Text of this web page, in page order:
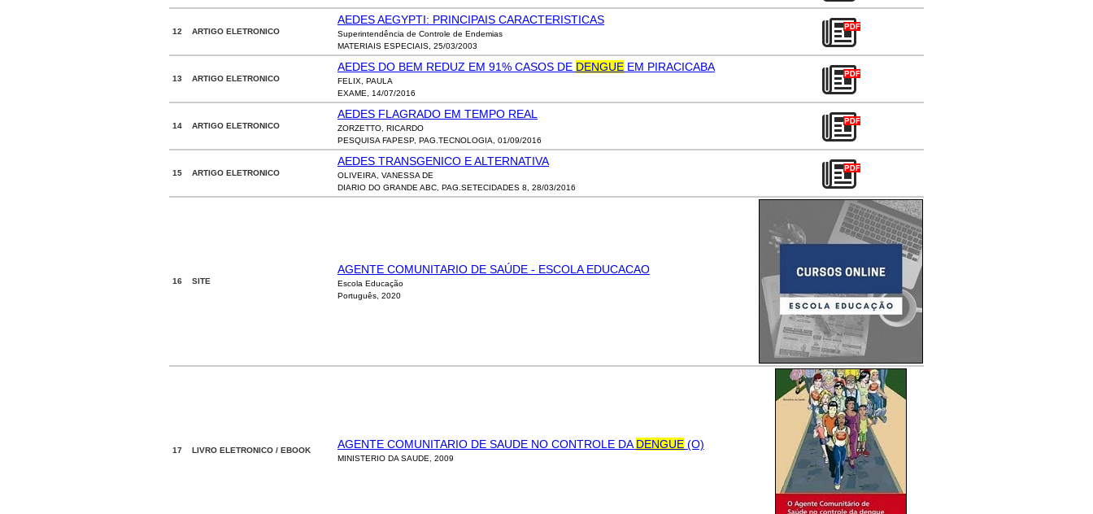
12 ARTIGO ELETRONICO
AEDES AEGYPTI: PRINCIPAIS CARACTERISTICAS
Superintendência de Controle de Endemias
MATERIAIS ESPECIAIS, 25/03/2003
13 ARTIGO ELETRONICO
AEDES DO BEM REDUZ EM 91% CASOS DE DENGUE EM PIRACICABA
FELIX, PAULA
EXAME, 14/07/2016
14 ARTIGO ELETRONICO
AEDES FLAGRADO EM TEMPO REAL
ZORZETTO, RICARDO
PESQUISA FAPESP, PAG.TECNOLOGIA, 01/09/2016
15 ARTIGO ELETRONICO
AEDES TRANSGENICO E ALTERNATIVA
OLIVEIRA, VANESSA DE
DIARIO DO GRANDE ABC, PAG.SETECIDADES 8, 28/03/2016
16 SITE
AGENTE COMUNITARIO DE SAÚDE - ESCOLA EDUCACAO
Escola Educação
Português, 2020
17 LIVRO ELETRONICO / EBOOK AGENTE COMUNITARIO DE SAUDE NO CONTROLE DA DENGUE (O)
MINISTERIO DA SAUDE, 2009